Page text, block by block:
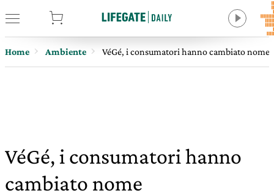
Home Ambiente VéGé, i consumatori hanno cambiato nome
VéGé, i consumatori hanno
cambiato nome